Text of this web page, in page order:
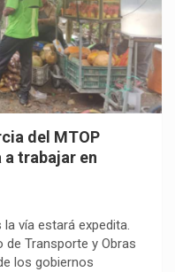
del MTOP
trabajar en
vía estará expedita.
de Transporte y Obras
los gobiernos